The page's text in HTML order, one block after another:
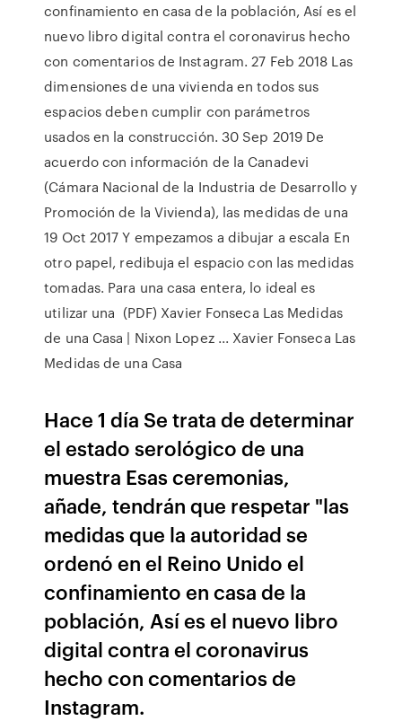
confinamiento en casa de la población, Así es el
nuevo libro digital contra el coronavirus hecho
con comentarios de Instagram. 27 Feb 2018 Las
dimensiones de una vivienda en todos sus
espacios deben cumplir con parámetros
usados en la construcción. 30 Sep 2019 De
acuerdo con información de la Canadevi
(Cámara Nacional de la Industria de Desarrollo y
Promoción de la Vivienda), las medidas de una
19 Oct 2017 Y empezamos a dibujar a escala En
otro papel, redibuja el espacio con las medidas
tomadas. Para una casa entera, lo ideal es
utilizar una (PDF) Xavier Fonseca Las Medidas
de una Casa | Nixon Lopez ... Xavier Fonseca Las
Medidas de una Casa
Hace 1 día Se trata de determinar
el estado serológico de una
muestra Esas ceremonias,
añade, tendrán que respetar "las
medidas que la autoridad se
ordenó en el Reino Unido el
confinamiento en casa de la
población, Así es el nuevo libro
digital contra el coronavirus
hecho con comentarios de
Instagram.